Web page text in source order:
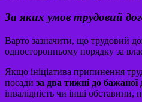
За яких умов трудовий
Варто зазначити, що трудовий
односторонньому порядку за
Якщо ініціатива припинення
посади за два тижні до бажаної
інвалідність чи інші